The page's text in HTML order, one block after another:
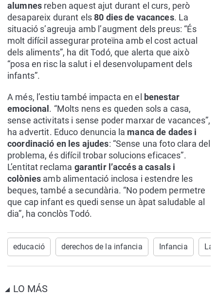
alumnes reben aquest ajut durant el curs, però
desapareix durant els80 dies de vacances. La
situació s’agreuja amb l’augment dels preus: “És
molt difícil assegurar proteïna amb el cost actual
dels aliments”, ha dit Todó, que alerta que això
“posa en risc la salut i el desenvolupament dels
infants”.
A més, l’estiu també impacta en el
benestar
emocional . “Molts nens es queden sols a casa,
sense activitats i sense poder marxar de vacances”,
ha advertit. Educo denuncia la manca de dades i
coordinació en les ajudes: “Sense una foto clara del
problema, és difícil trobar solucions eficaces”.
L’entitat reclama garantir l’accés a casals i
colònies amb alimentació inclosa i estendre les
beques, també a secundària. “No podem permetre
que cap infant es quedi sense un àpat saludable al
dia”, ha conclòs Todó.
educació derechos de la infancia Infancia La
LO MÁS